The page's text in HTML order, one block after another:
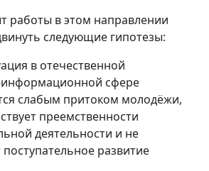
работы в этом направлении
следующие гипотезы:
в отечественной
сфере
слабым притоком молодёжи,
преемственности
деятельности и не
развитие